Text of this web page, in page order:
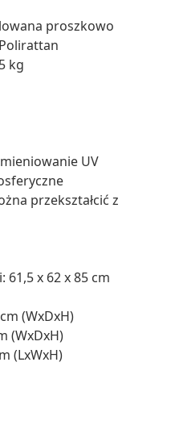
proszkowo
kg
UV
przekształcić z
61,5 x 62 x 85 cm
(WxDxH)
(WxDxH)
(LxWxH)